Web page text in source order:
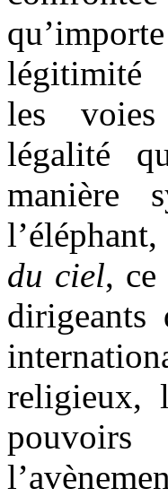
les voies
légalité
manière
du ciel, ce
dirigeants
religieux,